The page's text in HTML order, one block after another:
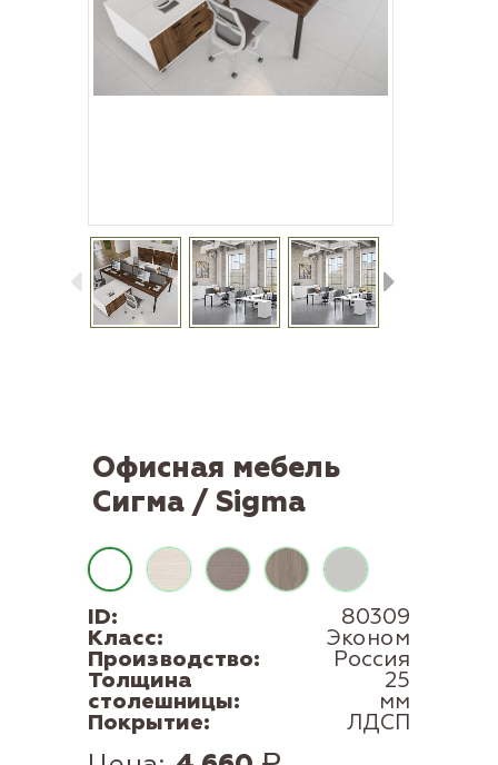
Офисная мебель
Сигма / Sigma
ID: 80309
Класс: Эконом
Производство: Россия
Толщина
столешницы:
25
мм
Покрытие: ЛДСП